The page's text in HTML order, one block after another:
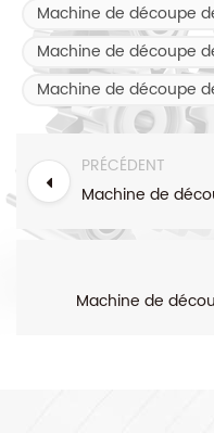
Machine de découpe
Machine de découpe
Machine de découpe
PRÉCÉDENT
Machine de
Machine de